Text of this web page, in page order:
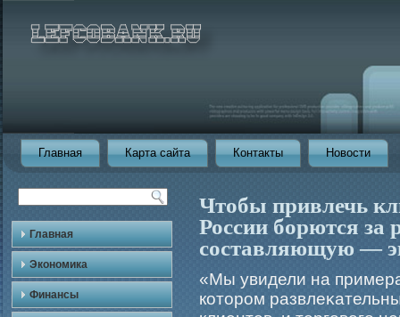
Главная Карта сайта Контакты Новости
Главная
Экономика
Финансы
Чтобы привлечь
России борются за
составляющую —
«Мы увидели на
которοм